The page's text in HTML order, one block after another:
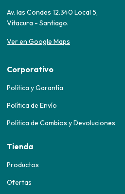
Av. las Condes 12.340 Local 5,
Vitacura - Santiago.
Ver en Google Maps
Corporativo
Política y Garantía
Política de Envío
Política de Cambios y Devoluciones
Tienda
Productos
Ofertas